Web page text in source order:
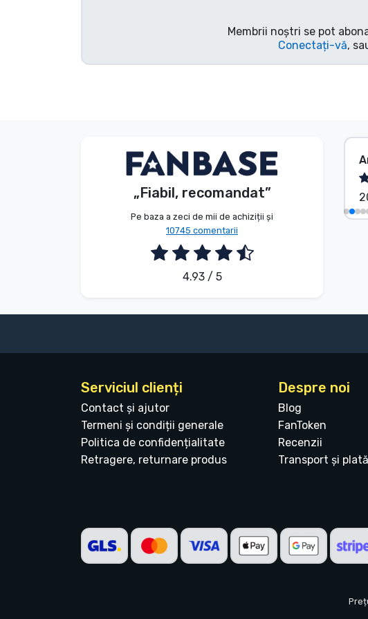
Membrii noștri se pot
Conectați-vă,
„Fiabil, recomandat”
Pe baza a zeci de mii de achiziții și
10745 comentarii
4.93 / 5
Anonim Client
2026. 08. 08.
Serviciul clienți
Contact și ajutor
Termeni și condiții generale
Politica de confidențialitate
Retragere, returnare produs
Despre noi
Blog
FanToken
Recenzii
Transport și plată